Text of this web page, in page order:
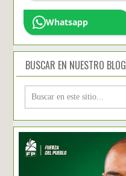
Whatsapp
BUSCAR EN NUESTRO BLOG